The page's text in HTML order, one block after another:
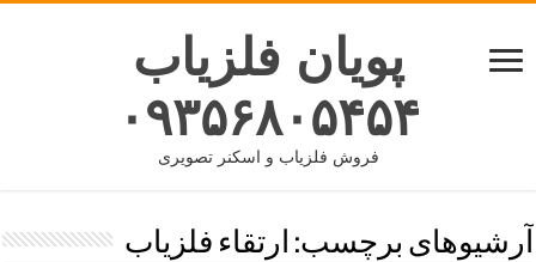
پویان فلزیاب
۰۹۳۵۶۸۰۵۴۵۴
فروش فلزیاب و اسکنر تصویری
آرشیوهای برچسب: ارتقاء فلزیاب